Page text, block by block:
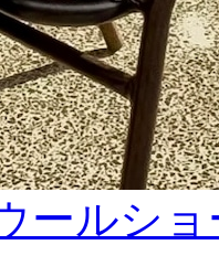
ールシ